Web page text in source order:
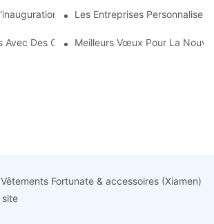
À L'occasion Du Nouvel An
Les Entreprises
Avec Des Couvre-Chefs Personnalisés
Meilleurs Vœux Pour La
Fortunate & accessoires (Xiamen)
site